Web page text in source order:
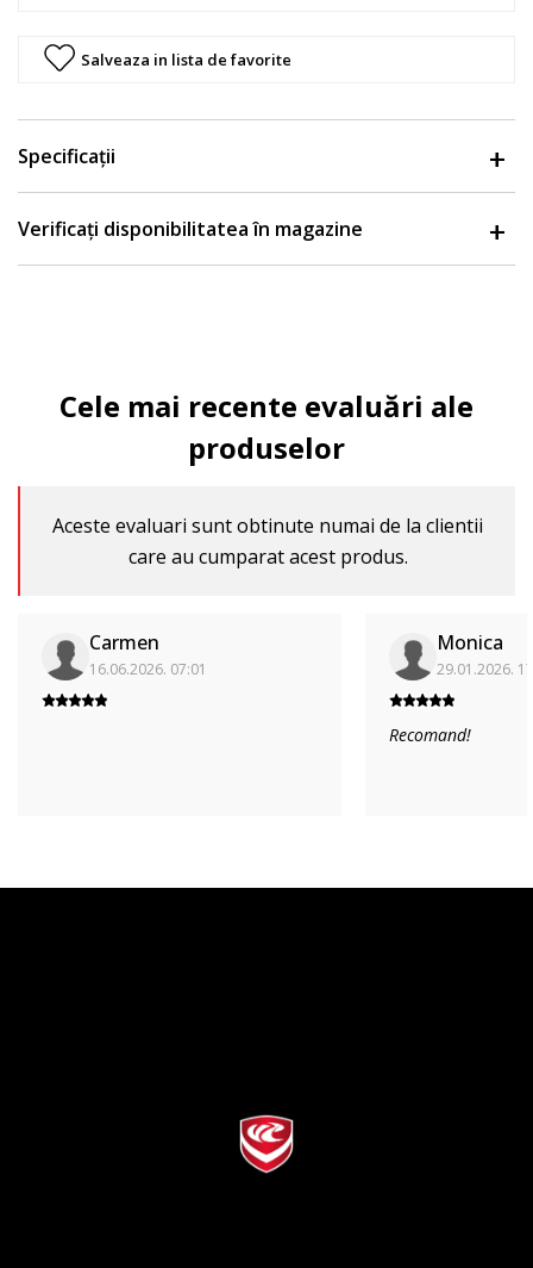
Salveaza in lista de favorite
Specificații
Verificați disponibilitatea în magazine
Cele mai recente evaluări ale
produselor
Aceste evaluari sunt obtinute numai de la clientii
care au cumparat acest produs.
Carmen
16.06.2026. 07:01
Monica
29.01.2026.
Recomand!